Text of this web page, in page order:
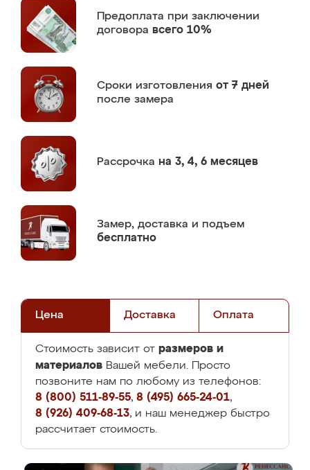
Предоплата при заключении
договора всего 10%
Сроки изготовления от 7 дней
после замера
Рассрочка на 3, 4, 6 месяцев
Замер, доставка и подъем
бесплатно
Цена Доставка Оплата
Стоимость зависит от размеров и
материалов Вашей мебели. Просто
позвоните нам по любому из телефонов:
8 (800) 511-89-55, 8 (495) 665-24-01,
8 (926) 409-68-13, и наш менеджер быстро
рассчитает стоимость.